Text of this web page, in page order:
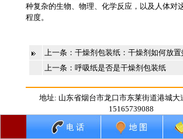
种复杂的生物、物理、化学反应，以及人体对
程度。
上一条： 干燥剂包装纸：干燥剂如何放
上一条： 呼吸纸是否是干燥剂包装纸
地址: 山东省烟台市龙口市东莱街道港城大
15165739088
龙口振弘新材料（启航工贸）有限公司 版权